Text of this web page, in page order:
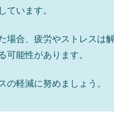
ています。
場合、疲労やストレスは
可能性があります。
の軽減に努めましょう。